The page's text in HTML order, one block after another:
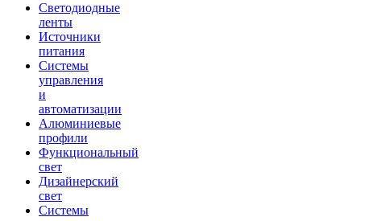
Светодиодные
ленты
Источники
питания
Системы
управления
и
автоматизации
Алюминиевые
профили
Функциональный
свет
Дизайнерский
свет
Системы